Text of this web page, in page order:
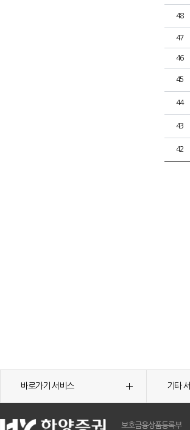
48
47
46
45
44
43
42
바로가기 서비스 기타
보호금융상품등록부